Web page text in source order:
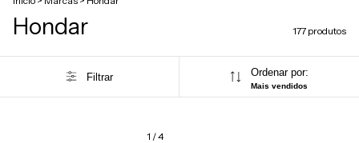
Hondar 177 produtos
Filtrar Ordenar por:
Mais vendidos
1 /4